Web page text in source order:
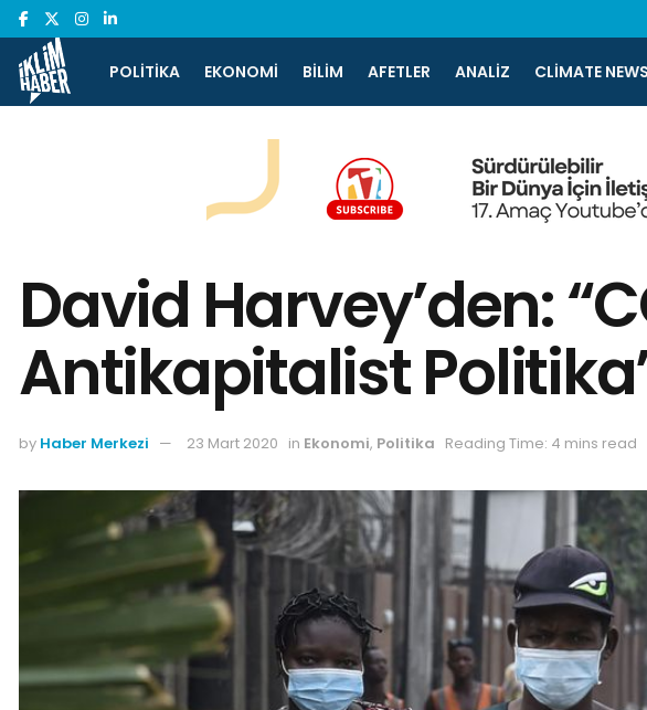
POLITIKA EKONOMI BILIM AFETLER ANALIZ CLIMATE NEWS
David Harvey’den:
Antikapitalist
by Haber Merkezi 23 Mart 2020 in Ekonomi, Politika Reading Time: 4 mins read